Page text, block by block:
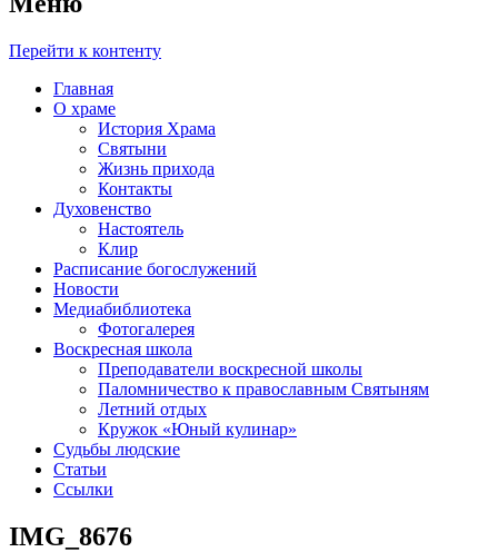
Перейти к контенту
Главная
О храме
История Храма
Святыни
Жизнь прихода
Контакты
Духовенство
Настоятель
Клир
Расписание богослужений
Новости
Медиабиблиотека
Фотогалерея
Воскресная школа
Преподаватели воскресной школы
Паломничество к православным Святыням
Летний отдых
Кружок «Юный кулинар»
Судьбы людские
Статьи
Ссылки
IMG_8676